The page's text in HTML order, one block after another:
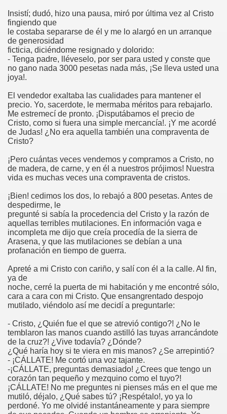
Insistí; dudó, hizo una pausa, miró por última vez al Cristo
fingiendo que
le costaba separarse de él y me lo alargó en un arranque
de generosidad
ficticia, diciéndome resignado y dolorido:
- Tenga padre, lléveselo, por ser para usted y conste que
no gano nada 3000 pesetas nada más, ¡Se lleva usted una
joya!.
El vendedor exaltaba las cualidades para mantener el
precio. Yo, sacerdote, le mermaba méritos para rebajarlo.
Me estremecí de pronto. ¡Disputábamos el precio de
Cristo, como si fuera una simple mercancía!. ¡Y me acordé
de Judas! ¿No era aquella también una compraventa de
Cristo?
¡Pero cuántas veces vendemos y compramos a Cristo, no
de madera, de carne, y en él a nuestros prójimos! Nuestra
vida es muchas veces una compraventa de cristos.
¡Bien! cedimos los dos, lo rebajó a 800 pesetas. Antes de
despedirme, le
pregunté si sabía la procedencia del Cristo y la razón de
aquellas terribles mutilaciones. En información vaga e
incompleta me dijo que creía procedía de la sierra de
Arasena, y que las mutilaciones se debían a una
profanación en tiempo de guerra.
Apreté a mi Cristo con cariño, y salí con él a la calle. Al fin,
ya de
noche, cerré la puerta de mi habitación y me encontré sólo,
cara a cara con mi Cristo. Que ensangrentado despojo
mutilado, viéndolo así me decidí a preguntarle:
- Cristo, ¿Quién fue el que se atrevió contigo?! ¿No le
temblaron las manos cuando astilló las tuyas arrancándote
de la cruz?! ¿Vive todavía? ¿Dónde?
¿Qué haría hoy si te viera en mis manos? ¿Se arrepintió?
- ¡CÁLLATE! Me cortó una voz tajante.
-¡CÁLLATE, preguntas demasiado! ¿Crees que tengo un
corazón tan pequeño y mezquino como el tuyo?!
¡CÁLLATE! No me preguntes ni pienses más en el que me
mutiló, déjalo, ¿Qué sabes tú? ¡Respétalo!, yo ya lo
perdoné. Yo me olvidé instantáneamente y para siempre